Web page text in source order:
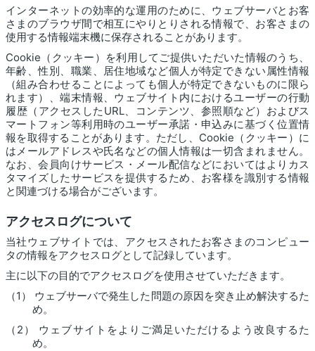
インターネットの効率的な運用のために、ウェブサーバとお客
さまのブラウザ間で相互にやりとりされる情報で、お客さまの
使用する情報端末機に保存されることがあります。
Cookie（クッキー）を利用してご提供いただいた情報のうち、
年齢、性別、職業、居住地域など個人が特定できない属性情報
（組み合わせることによっても個人が特定できないものに限ら
れます）、端末情報、ウェブサイト内におけるユーザーの行動
履歴（アクセスしたURL、コンテンツ、参照順など）およびス
マートフォン等利用時のユーザー承諾・申込みに基づく位置情
報を取得することがあります。ただし、Cookie（クッキー）に
はメールアドレスや氏名などの個人情報は一切含まれません。
なお、会員向けサービス・メール配信などにおいてはよりカス
タマイズしたサービスを提供するため、お客様を識別する情報
と関連づける場合がございます。
アクセスログについて
当社ウェブサイトでは、アクセスされたお客さまのコンピュー
タの情報をアクセスログとして記録しています。
主に以下の目的でアクセスログを使用させていただきます。
（1） ウェブサーバで発生した問題の原因を突き止め解決するた
め。
（2） ウェブサイトをよりご満足いただけるよう改良するた
め。